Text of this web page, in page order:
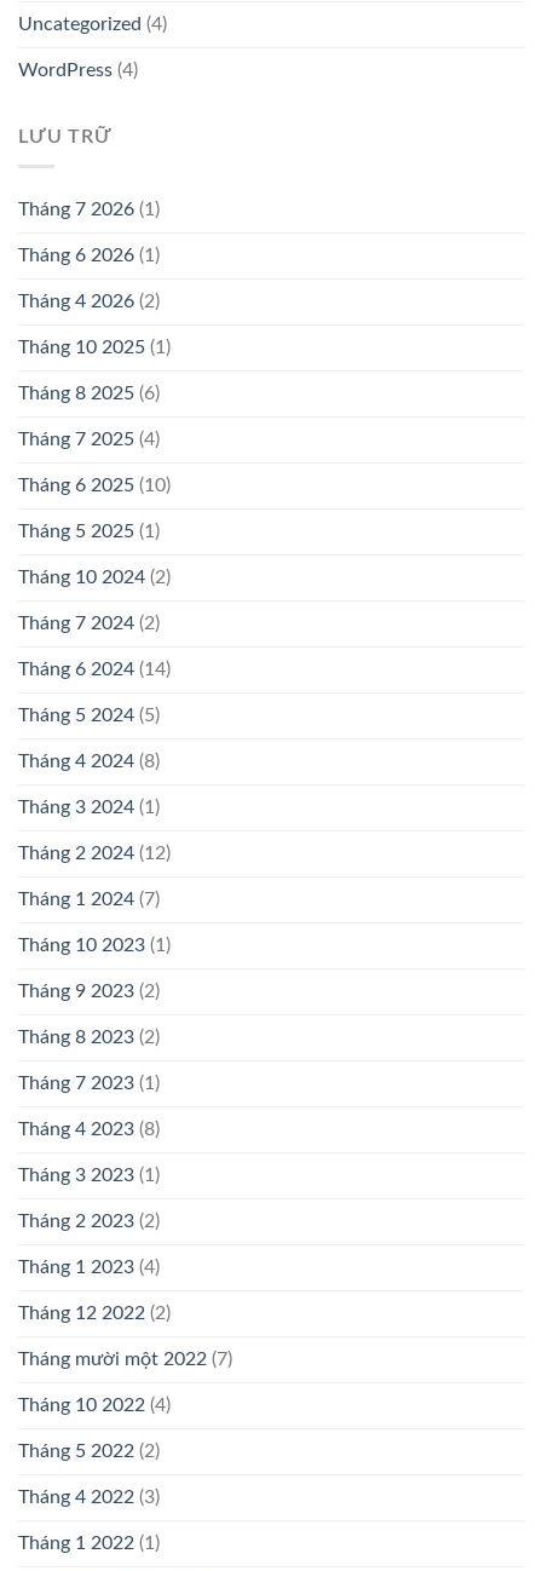
Uncategorized (4)
WordPress (4)
LƯU TRỮ
Tháng 7 2026 (1)
Tháng 6 2026 (1)
Tháng 4 2026 (2)
Tháng 10 2025 (1)
Tháng 8 2025 (6)
Tháng 7 2025 (4)
Tháng 6 2025 (10)
Tháng 5 2025 (1)
Tháng 10 2024 (2)
Tháng 7 2024 (2)
Tháng 6 2024 (14)
Tháng 5 2024 (5)
Tháng 4 2024 (8)
Tháng 3 2024 (1)
Tháng 2 2024 (12)
Tháng 1 2024 (7)
Tháng 10 2023 (1)
Tháng 9 2023 (2)
Tháng 8 2023 (2)
Tháng 7 2023 (1)
Tháng 4 2023 (8)
Tháng 3 2023 (1)
Tháng 2 2023 (2)
Tháng 1 2023 (4)
Tháng 12 2022 (2)
Tháng mười một 2022 (7)
Tháng 10 2022 (4)
Tháng 5 2022 (2)
Tháng 4 2022 (3)
Tháng 1 2022 (1)